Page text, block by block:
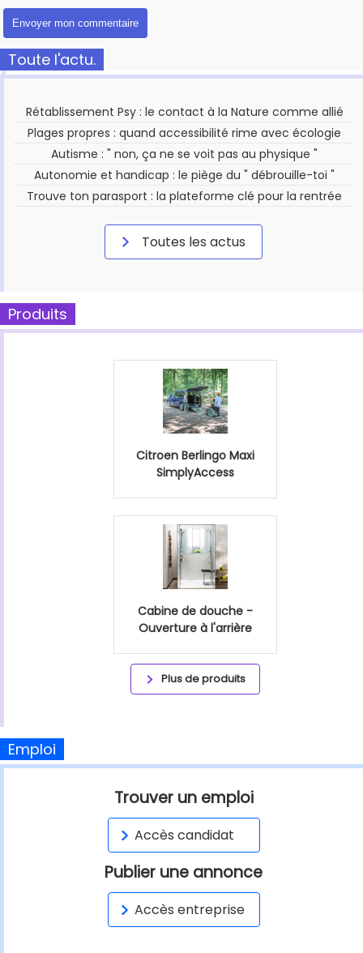
Toute l'actu.
Rétablissement Psy : le contact à la Nature comme allié
Plages propres : quand accessibilité rime avec écologie
Autisme : " non, ça ne se voit pas au physique "
Autonomie et handicap : le piège du " débrouille-toi "
Trouve ton parasport : la plateforme clé pour la rentrée
Toutes les actus
Produits
Citroen Berlingo Maxi
SimplyAccess
Cabine de douche -
Ouverture à l'arrière
Plus de produits
Emploi
Trouver un emploi
Accès candidat
Publier une annonce
Accès entreprise